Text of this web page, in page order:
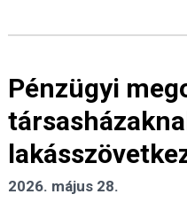
Pénzügyi
2026. május 28.